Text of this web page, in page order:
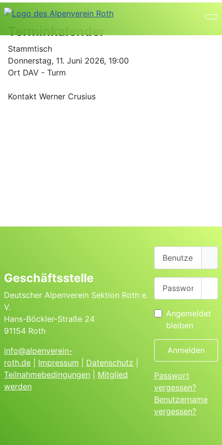
Terminkalender
Stammtisch
Donnerstag, 11. Juni 2026, 19:00
Ort DAV - Turm
Kontakt Werner Crusius
Geschäftsstelle
Deutscher Alpenverein Sektion Roth e.
V.
Hans-Böckler-Straße 24
91154 Roth
info@alpenverein-
roth.de
Impressum Datenschutz
Teilnahmebedingungen
Mitglied
werden
Angemeldet
bleiben
Anmelden
Passwort
vergessen?
Benutzername
vergessen?